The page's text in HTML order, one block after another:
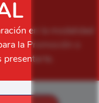
en la modalidad
la Promoción o